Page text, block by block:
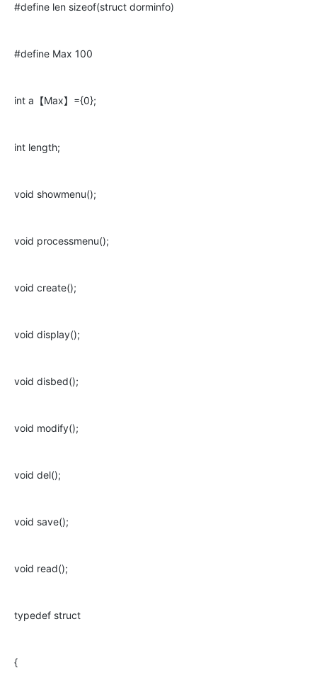
#define len sizeof(struct dorminfo)
#define Max 100
int a【Max】={0};
int length;
void showmenu();
void processmenu();
void create();
void display();
void disbed();
void modify();
void del();
void save();
void read();
typedef struct
{